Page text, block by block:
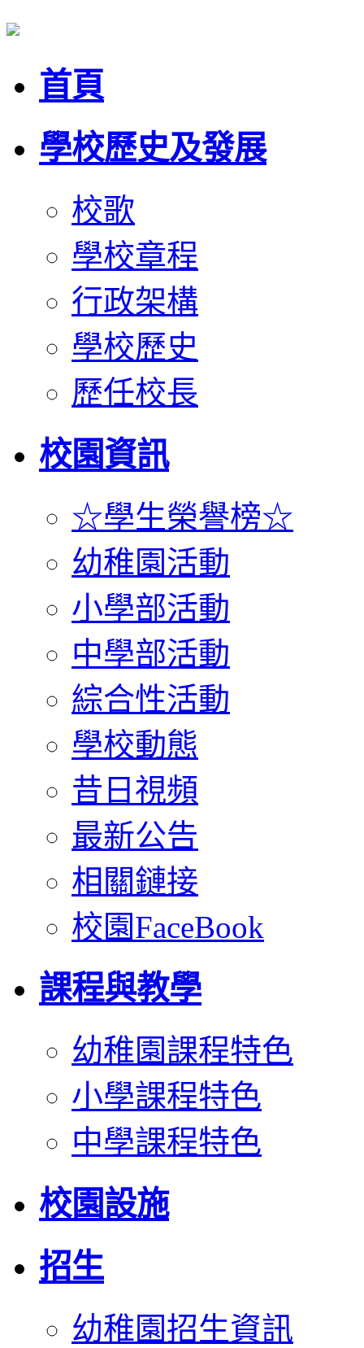
首頁
學校歷史及發展
校歌
學校章程
行政架構
學校歷史
歷任校長
校園資訊
☆學生榮譽榜☆
幼稚園活動
小學部活動
中學部活動
綜合性活動
學校動態
昔日視頻
最新公告
相關鏈接
校園FaceBook
課程與教學
幼稚園課程特色
小學課程特色
中學課程特色
校園設施
招生
幼稚園招生資訊